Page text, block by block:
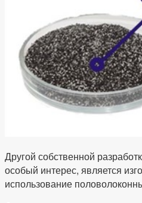
Другой собственной
особый интерес, является
использование